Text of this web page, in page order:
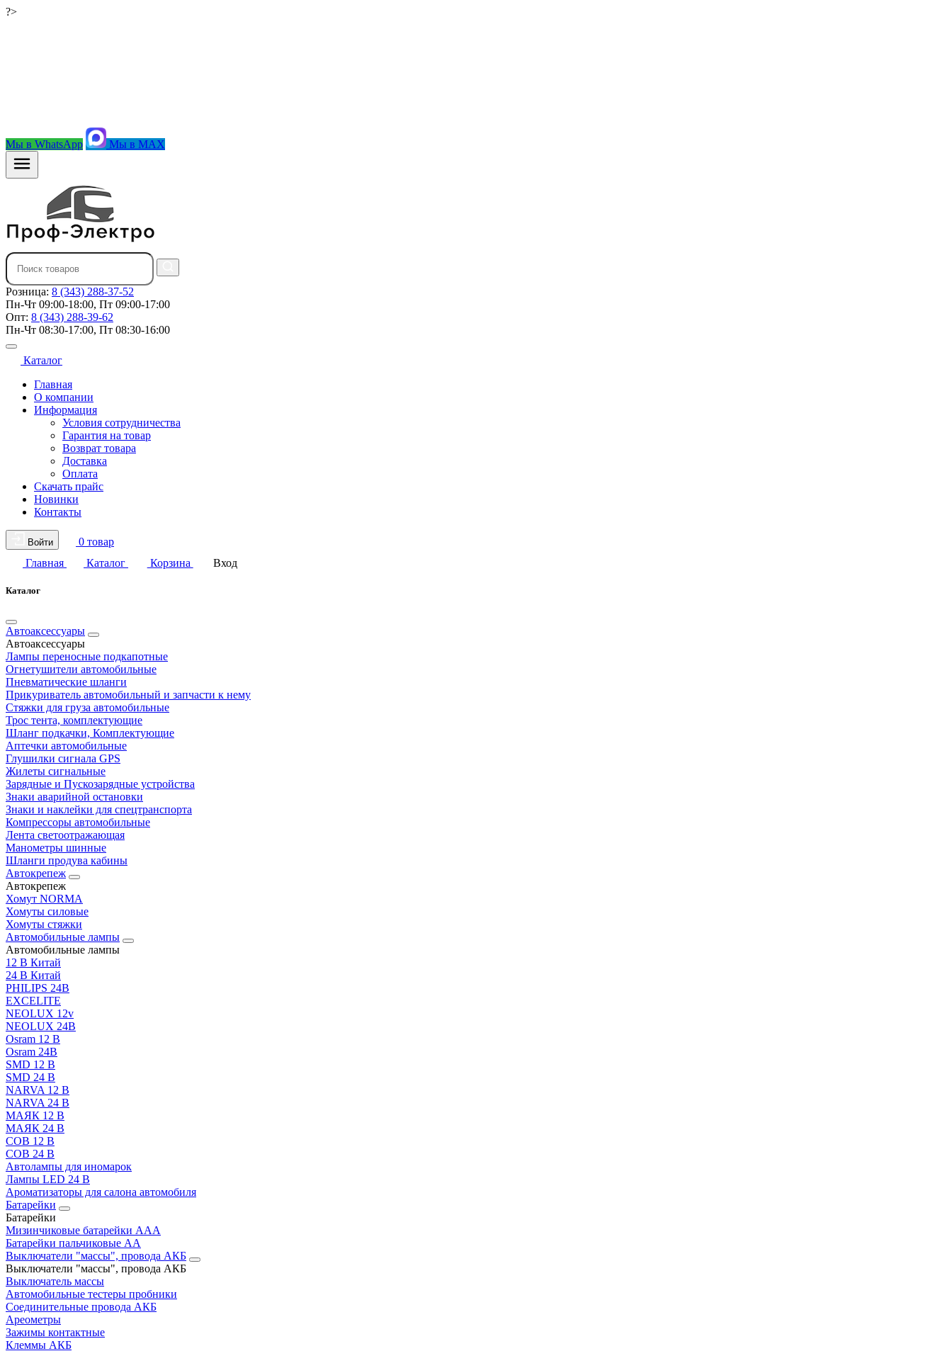
?>
Мы в WhatsApp Мы в MAX
Розница: 8 (343) 288-37-52
Пн-Чт 09:00-18:00, Пт 09:00-17:00
Опт: 8 (343) 288-39-62
Пн-Чт 08:30-17:00, Пт 08:30-16:00
Каталог
Главная
О компании
Информация
Условия сотрудничества
Гарантия на товар
Возврат товара
Доставка
Оплата
Скачать прайс
Новинки
Контакты
Войти
0 товар
Главная
Каталог Корзина Вход
Каталог
Автоаксессуары
Автоаксессуары
Лампы переносные подкапотные
Огнетушители автомобильные
Пневматические шланги
Прикуриватель автомобильный и запчасти к нему
Стяжки для груза автомобильные
Трос тента, комплектующие
Шланг подкачки, Комплектующие
Аптечки автомобильные
Глушилки сигнала GPS
Жилеты сигнальные
Зарядные и Пускозарядные устройства
Знаки аварийной остановки
Знаки и наклейки для спецтранспорта
Компрессоры автомобильные
Лента светоотражающая
Манометры шинные
Шланги продува кабины
Автокрепеж
Автокрепеж
Хомут NORMA
Хомуты силовые
Хомуты стяжки
Автомобильные лампы
Автомобильные лампы
12 В Китай
24 В Китай
PHILIPS 24В
EXCELITE
NEOLUX 12v
NEOLUX 24В
Osram 12 В
Osram 24В
SMD 12 В
SMD 24 В
NARVA 12 В
NARVA 24 В
МАЯК 12 В
МАЯК 24 В
COB 12 В
COB 24 В
Автолампы для иномарок
Лампы LED 24 B
Ароматизаторы для салона автомобиля
Батарейки
Батарейки
Мизинчиковые батарейки AAA
Батарейки пальчиковые АА
Выключатели "массы", провода АКБ
Выключатели "массы", провода АКБ
Выключатель массы
Автомобильные тестеры пробники
Соединительные провода АКБ
Ареометры
Зажимы контактные
Клеммы АКБ